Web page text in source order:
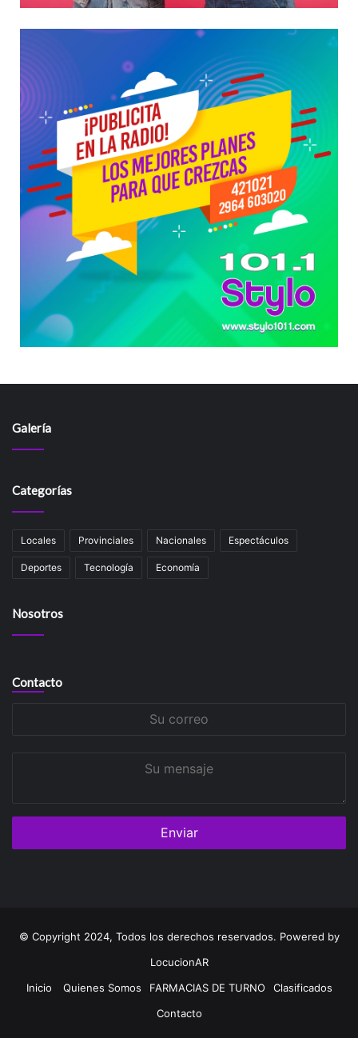
Galería
Categorías
Locales Provinciales Nacionales Espectáculos
Deportes Tecnología Economía
Nosotros
Contacto
© Copyright 2024, Todos los derechos reservados. Powered by
LocucionAR
Inicio
Quienes Somos FARMACIAS DE TURNO
Clasificados
Contacto